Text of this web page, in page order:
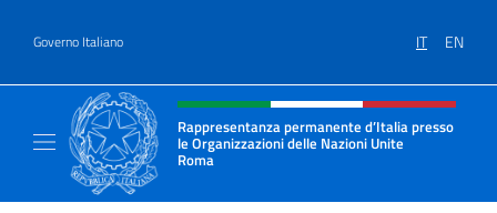
Governo Italiano IT EN
Intestazione sito, social e menù
Rappresentanza permanente d’Italia presso
le Organizzazioni delle Nazioni Unite
Roma
Il sito ufficiale della Rappresentanza